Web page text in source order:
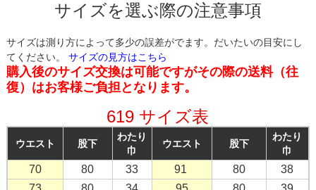
サイズを選ぶ際の注意事項
サイズは測り方によって多少の誤差がでます。だいたいの目安にし
てください。 サイズの見方はこちら
購入後のサイズ交換は可能ですがその際の送料（往
復）はお客様ご負担となります。
619 サイズ表
ウエスト 股下
わたり
巾
ウエスト 股下
わたり
巾
70 80 33 91 80
38